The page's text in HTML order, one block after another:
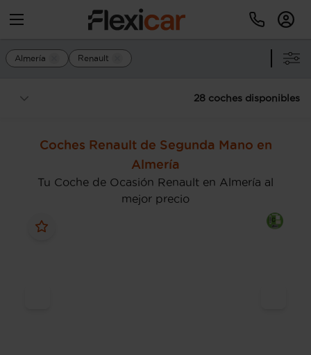
Almería Renault
28 coches disponibles
Coches Renault de Segunda Mano en
Almería
Tu Coche de Ocasión Renault en Almería al
mejor precio